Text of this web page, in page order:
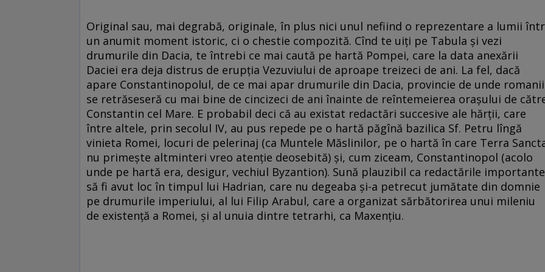
Original sau, mai degrabă, originale, în plus nici unul nefiind o reprezentare a lumii
un anumit moment istoric, ci o chestie compozită. Cînd te uiți pe Tabula și vezi
drumurile din Dacia, te întrebi ce mai caută pe hartă Pompei, care la data anexării
Daciei era deja distrus de erupția Vezuviului de aproape treizeci de ani. La fel, dacă
apare Constantinopolul, de ce mai apar drumurile din Dacia, provincie de unde romanii
se retrăseseră cu mai bine de cincizeci de ani înainte de reîntemeierea orașului de
Constantin cel Mare. E probabil deci că au existat redactări succesive ale hărții, care
între altele, prin secolul IV, au pus repede pe o hartă păgînă bazilica Sf. Petru lîngă
vinieta Romei, locuri de pelerinaj (ca Muntele Măslinilor, pe o hartă în care Terra
nu primește altminteri vreo atenție deosebită) și, cum ziceam, Constantinopol (acolo
unde pe hartă era, desigur, vechiul Byzantion). Sună plauzibil ca redactările importante
să fi avut loc în timpul lui Hadrian, care nu degeaba și-a petrecut jumătate din domnie
pe drumurile imperiului, al lui Filip Arabul, care a organizat sărbătorirea unui mileniu
de existență a Romei, și al unuia dintre tetrarhi, ca Maxențiu.